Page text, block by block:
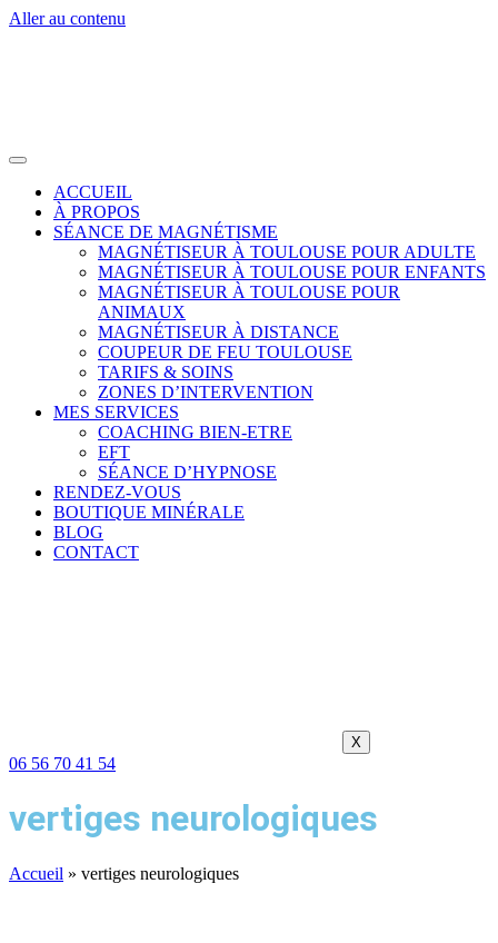
Aller au contenu
ACCUEIL
À PROPOS
SÉANCE DE MAGNÉTISME
MAGNÉTISEUR À TOULOUSE POUR ADULTE
MAGNÉTISEUR À TOULOUSE POUR ENFANTS
MAGNÉTISEUR À TOULOUSE POUR
ANIMAUX
MAGNÉTISEUR À DISTANCE
COUPEUR DE FEU TOULOUSE
TARIFS & SOINS
ZONES D’INTERVENTION
MES SERVICES
COACHING BIEN-ETRE
EFT
SÉANCE D’HYPNOSE
RENDEZ-VOUS
BOUTIQUE MINÉRALE
BLOG
CONTACT
X
06 56 70 41 54
vertiges neurologiques
Accueil » vertiges neurologiques